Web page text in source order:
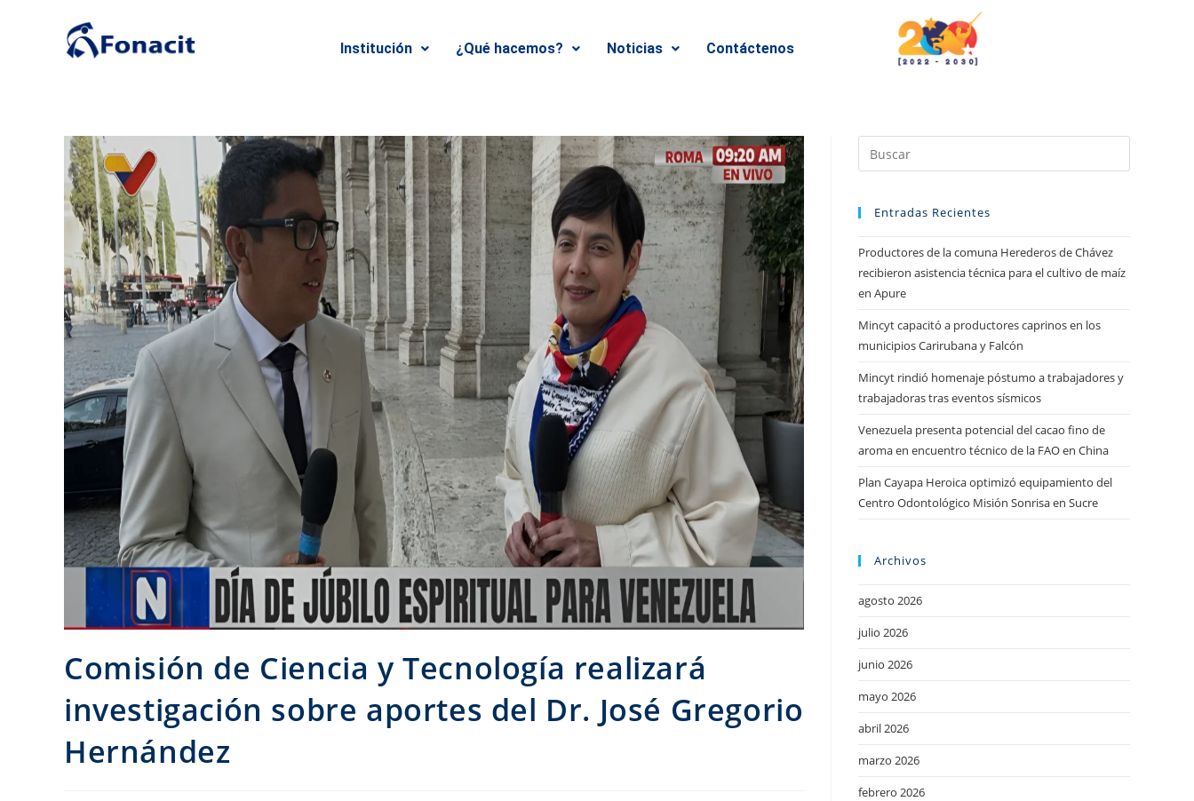
Institución ¿Qué hacemos? Noticias Contáctenos
Comisión de Ciencia y Tecnología realizará
investigación sobre aportes del Dr. José Gregorio
Hernández
Entradas Recientes
Productores de la comuna Herederos de Chávez
recibieron asistencia técnica para el cultivo de maíz
en Apure
Mincyt capacitó a productores caprinos en los
municipios Carirubana y Falcón
Mincyt rindió homenaje póstumo a trabajadores y
trabajadoras tras eventos sísmicos
Venezuela presenta potencial del cacao fino de
aroma en encuentro técnico de la FAO en China
Plan Cayapa Heroica optimizó equipamiento del
Centro Odontológico Misión Sonrisa en Sucre
Archivos
agosto 2026
julio 2026
junio 2026
mayo 2026
abril 2026
marzo 2026
febrero 2026